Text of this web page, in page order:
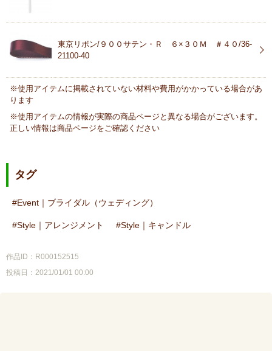
東京リボン/９００サテン・Ｒ ６×３０Ｍ ＃４０/36-
21100-40
※使用アイテムに掲載されていない材料や費用がかかっている場合があ
ります
※使用アイテムの情報が実際の商品ページと異なる場合がございます。
正しい情報は商品ページをご確認ください
タグ
Event｜ブライダル（ウェディング）
Style｜アレンジメント Style｜キャンドル
作品ID：R000152515
投稿日：2021/01/01 00:00